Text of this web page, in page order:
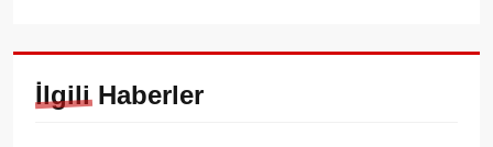
İlgili Haberler